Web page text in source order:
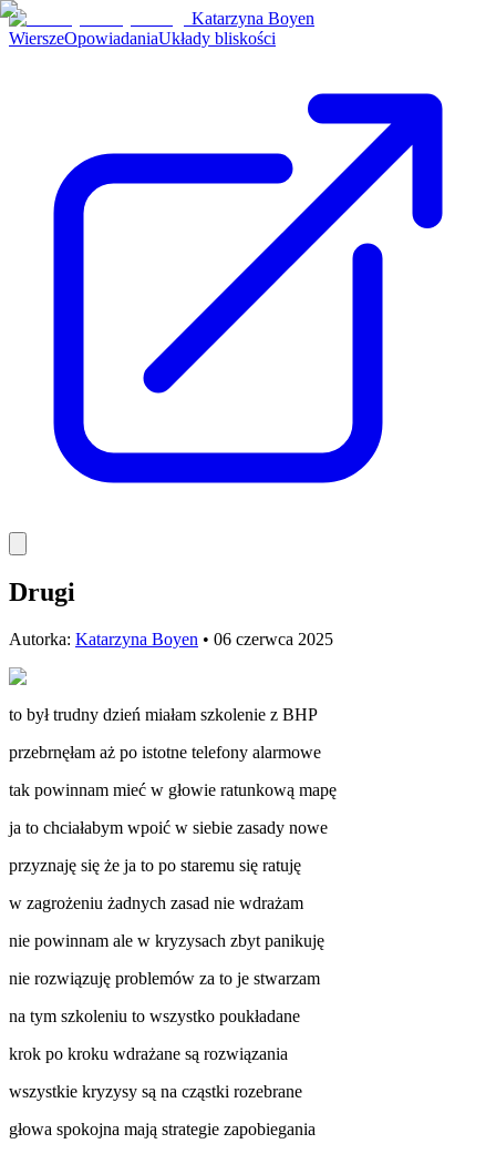
Katarzyna Boyen
WierszeOpowiadaniaUkłady bliskości
Drugi
Autorka: Katarzyna Boyen • 06 czerwca 2025
to był trudny dzień miałam szkolenie z BHP
przebrnęłam aż po istotne telefony alarmowe
tak powinnam mieć w głowie ratunkową mapę
ja to chciałabym wpoić w siebie zasady nowe
przyznaję się że ja to po staremu się ratuję
w zagrożeniu żadnych zasad nie wdrażam
nie powinnam ale w kryzysach zbyt panikuję
nie rozwiązuję problemów za to je stwarzam
na tym szkoleniu to wszystko poukładane
krok po kroku wdrażane są rozwiązania
wszystkie kryzysy są na cząstki rozebrane
głowa spokojna mają strategie zapobiegania